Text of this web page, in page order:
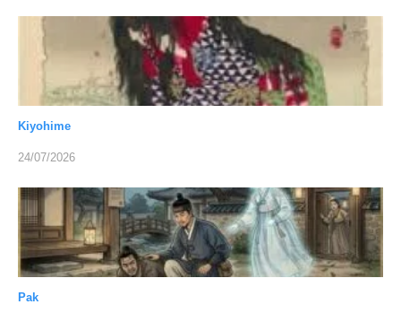
Kiyohime
24/07/2026
Pak